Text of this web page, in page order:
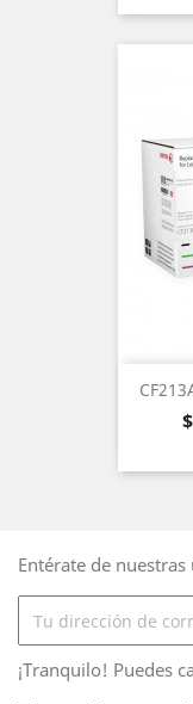
Entérate de
¡Tranquilo! Puedes